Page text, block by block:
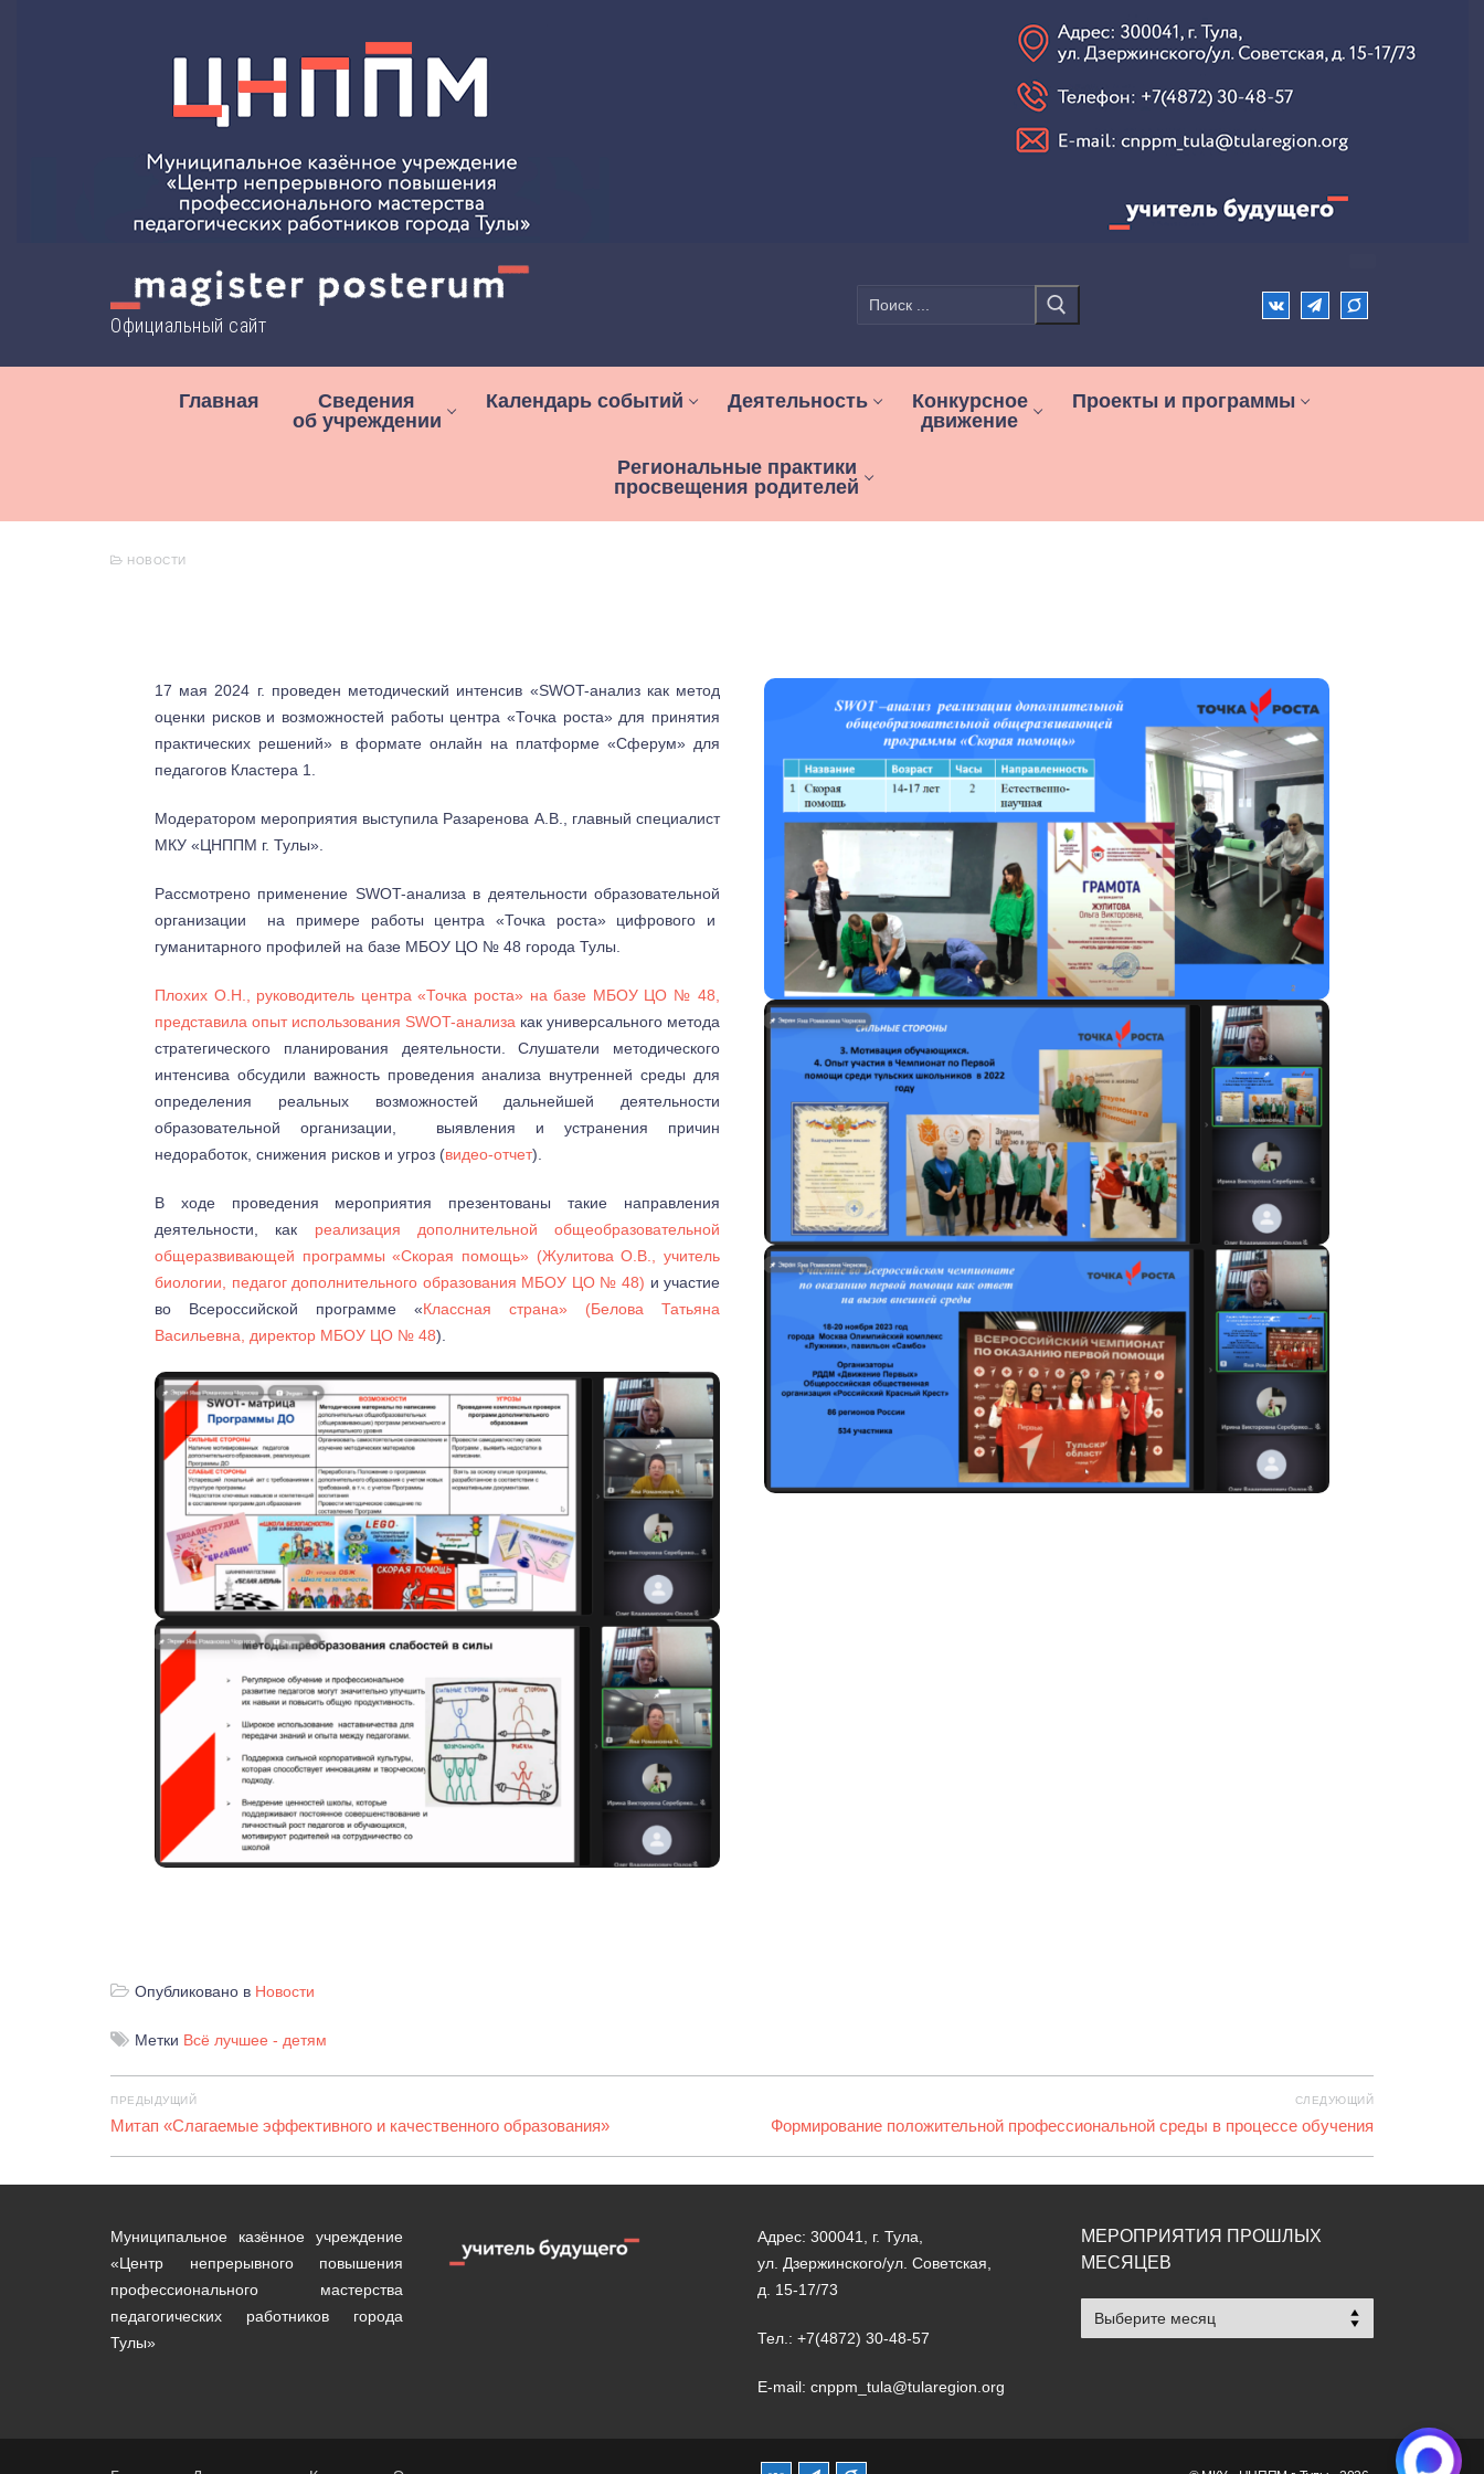
Официальный сайт
Найти:
Главная
Сведения
об учреждении
Календарь событий Деятельность
Конкурсное
движение
Проекты и программы
Региональные практики
просвещения родителей
НОВОСТИ
17 мая 2024 г. проведен методический интенсив «SWOT-анализ как метод
оценки рисков и возможностей работы центра «Точка роста» для принятия
практических решений» в формате онлайн на платформе «Сферум» для
педагогов Кластера 1.
Модератором мероприятия выступила Разаренова А.В., главный специалист
МКУ «ЦНППМ г. Тулы».
Рассмотрено применение SWOT-анализа в деятельности образовательной
организации на примере работы центра «Точка роста» цифрового и
гуманитарного профилей на базе МБОУ ЦО № 48 города Тулы.
Плохих О.Н., руководитель центра «Точка роста» на базе МБОУ ЦО № 48,
представила опыт использования SWOT-анализа как универсального метода
стратегического планирования деятельности. Слушатели методического
интенсива обсудили важность проведения анализа внутренней среды для
определения реальных возможностей дальнейшей деятельности
образовательной организации, выявления и устранения причин
недоработок, снижения рисков и угроз (видео-отчет).
В ходе проведения мероприятия презентованы такие направления
деятельности, как реализация дополнительной общеобразовательной
общеразвивающей программы «Скорая помощь» (Жулитова О.В., учитель
биологии, педагог дополнительного образования МБОУ ЦО № 48) и участие
во Всероссийской программе «Классная страна» (Белова Татьяна
Васильевна, директор МБОУ ЦО № 48).
Опубликовано в Новости
Метки Всё лучшее - детям
Навигация
по
ПРЕДЫДУЩИЙ
Предыдущая
Митап «Слагаемые эффективного и качественного образования»
СЛЕДУЮЩИЙ
Следующая
Формирование положительной профессиональной среды в процессе обучения
Муниципальное казённое учреждение
«Центр непрерывного повышения
профессионального мастерства
педагогических работников города
Тулы»
Адрес: 300041, г. Тула,
ул. Дзержинского/ул. Советская,
д. 15-17/73
Тел.: +7(4872) 30-48-57
E-mail: cnppm_tula@tularegion.org
МЕРОПРИЯТИЯ ПРОШЛЫХ
МЕСЯЦЕВ
Мероприятия
прошлых